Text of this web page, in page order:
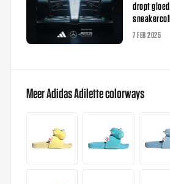
dropt
7 FEB 2025
Meer Adidas Adilette colorways